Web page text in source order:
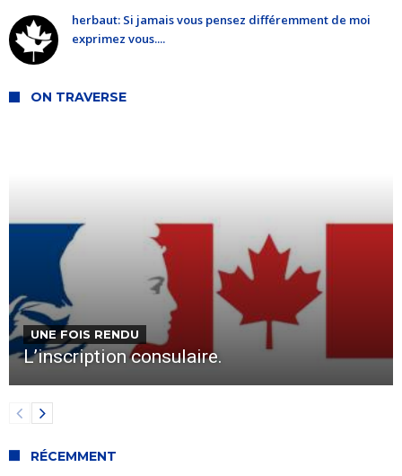
herbaut: Si jamais vous pensez différemment de moi
exprimez vous....
ON TRAVERSE
UNE FOIS RENDU
L’inscription consulaire.
RÉCEMMENT